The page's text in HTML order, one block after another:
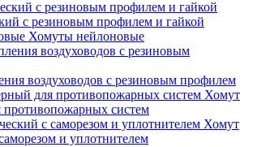
с резиновым профилем и гайкой
Хомуты нейлоновые
воздуховодов с резиновым профилем
Хомут
систем
Хомут
и уплотнителем